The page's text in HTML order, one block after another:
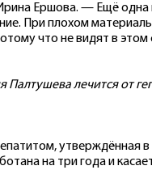
Ершова. — Ещё
При плохом
что не видят в этом
лечится от
утверждённая в
на три года и